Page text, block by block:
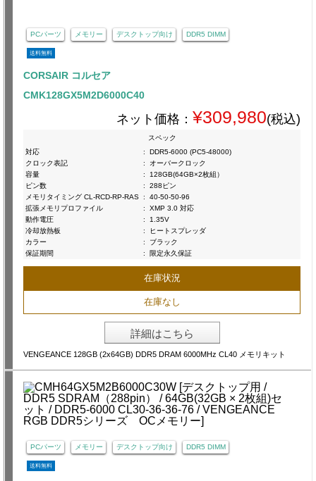
PCパーツ メモリー デスクトップ向け DDR5 DIMM
送料無料
CORSAIR コルセア
CMK128GX5M2D6000C40
ネット価格： ¥309,980(税込)
スペック
対応
:
DDR5-6000 (PC5-48000)
クロック表記
:
オーバークロック
容量
:
128GB(64GB×2枚組）
ピン数
:
288ピン
メモリタイミング CL-RCD-RP-RAS :
40-50-50-96
拡張メモリプロファイル
:
XMP 3.0 対応
動作電圧
:
1.35V
冷却放熱板
:
ヒートスプレッダ
カラー
:
ブラック
保証期間
: 限定永久保証
在庫状況
在庫なし
詳細はこちら
VENGEANCE 128GB (2x64GB) DDR5 DRAM 6000MHz CL40 メモリキット
PCパーツ メモリー デスクトップ向け DDR5 DIMM
送料無料